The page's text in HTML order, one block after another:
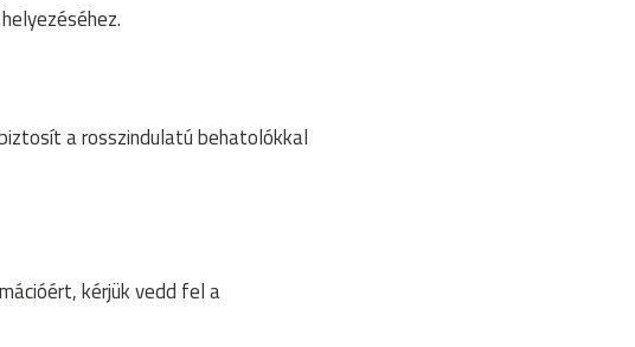
a rosszindulatú behatolókkal
kérjük vedd fel a